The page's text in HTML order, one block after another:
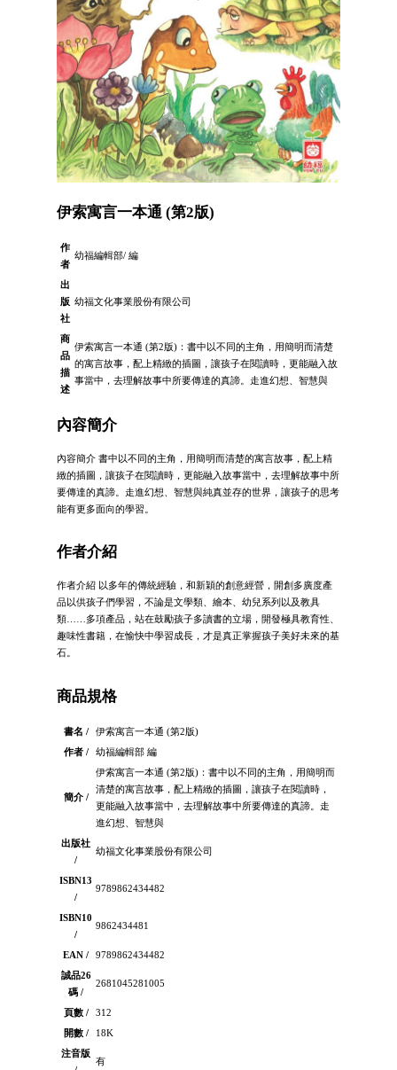
伊索寓言一本通 (第2版)
作
者
幼福編輯部/ 編
出
版
社
幼福文化事業股份有限公司
商
品
描
述
伊索寓言一本通 (第2版)：書中以不同的主角，用簡明而清楚
的寓言故事，配上精緻的插圖，讓孩子在閱讀時，更能融入故
事當中，去理解故事中所要傳達的真諦。走進幻想、智慧與
內容簡介
內容簡介 書中以不同的主角，用簡明而清楚的寓言故事，配上精
緻的插圖，讓孩子在閱讀時，更能融入故事當中，去理解故事中所
要傳達的真諦。走進幻想、智慧與純真並存的世界，讓孩子的思考
能有更多面向的學習。
作者介紹
作者介紹 以多年的傳統經驗，和新穎的創意經營，開創多廣度產
品以供孩子們學習，不論是文學類、繪本、幼兒系列以及教具
類……多項產品，站在鼓勵孩子多讀書的立場，開發極具教育性、
趣味性書籍，在愉快中學習成長，才是真正掌握孩子美好未來的基
石。
商品規格
書名 /
伊索寓言一本通 (第2版)
作者 /
幼福編輯部 編
簡介 /
伊索寓言一本通 (第2版)：書中以不同的主角，用簡明而
清楚的寓言故事，配上精緻的插圖，讓孩子在閱讀時，
更能融入故事當中，去理解故事中所要傳達的真諦。走
進幻想、智慧與
出版社
/
幼福文化事業股份有限公司
ISBN13
/
9789862434482
ISBN10
/
9862434481
EAN /
9789862434482
誠品26
碼 /
2681045281005
頁數 /
312
開數 /
18K
注音版
有